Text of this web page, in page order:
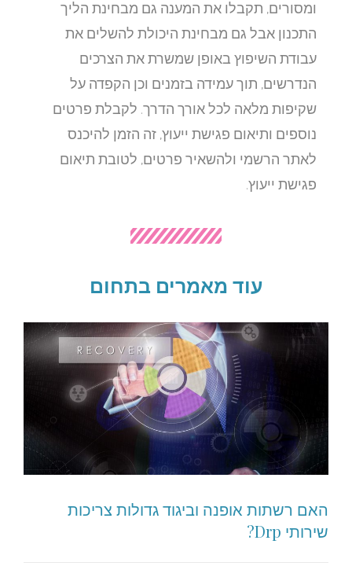
ומסורים, תקבלו את המענה גם מבחינת הליך
התכנון אבל גם מבחינת היכולת להשלים את
עבודת השיפוץ באופן שמשרת את הצרכים
הנדרשים, תוך עמידה בזמנים וכן הקפדה על
שקיפות מלאה לכל אורך הדרך. לקבלת פרטים
נוספים ותיאום פגישת ייעוץ, זה הזמן להיכנס
לאתר הרשמי ולהשאיר פרטים, לטובת תיאום
פגישת ייעוץ.
עוד מאמרים בתחום
האם רשתות אופנה וביגוד גדולות צריכות
שירותי Drp?